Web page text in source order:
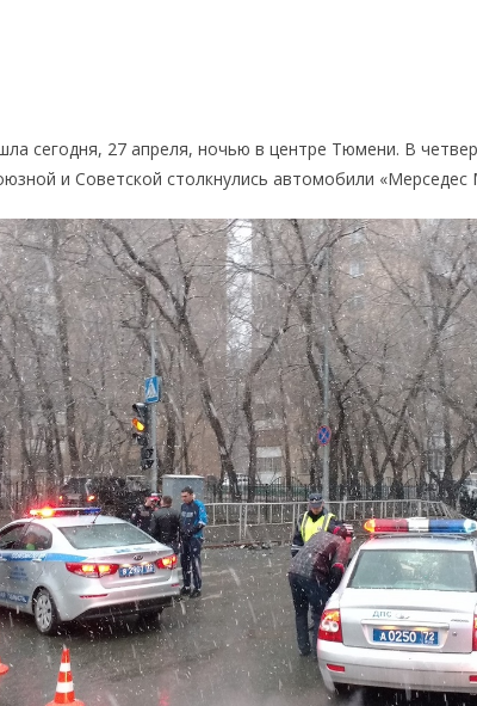
сегодня, 27 апреля, ночью в центре Тюмени. В
и Советской столкнулись автомобили «Мерседес